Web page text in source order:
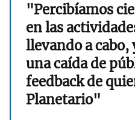
"Percibíamos
en las
llevando a cabo,
una caída de
feedback de
Planetario"